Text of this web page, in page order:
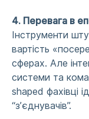
4. Перевага в
Інструменти
вартість
сферах. Але
системи та
shaped фахівці
“зʼєднувачів”.